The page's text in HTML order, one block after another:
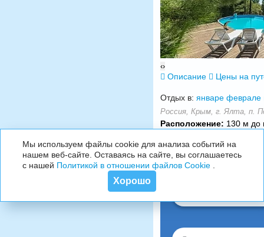
‹›
Описание Цены на
Отдых в: январе феврале
Россия, Крым, г. Ялта, п.
Расположение: 130 м до
Мы используем файлы cookie для анализа событий на
нашем веб-сайте. Оставаясь на сайте, вы соглашаетесь
с нашей Политикой в отношении файлов Cookie.
Хорошо